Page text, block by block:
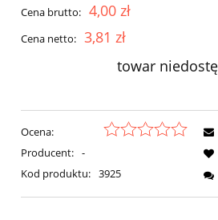
Cena brutto: 4,00 zł
Cena netto: 3,81 zł
towar
Ocena:
Producent: -
Kod produktu: 3925